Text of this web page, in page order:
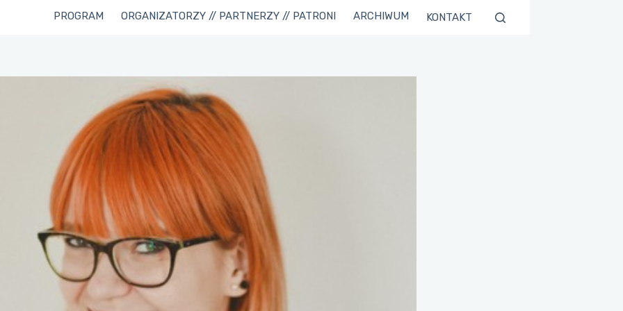
PROGRAM ORGANIZATORZY // PARTNERZY // PATRONI ARCHIWUM KONTAKT